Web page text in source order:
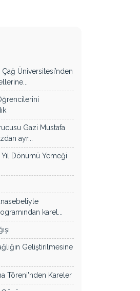
Üniversitesi’nden
Gazi Mustafa
ayr...
Dönümü Yemeği
karel...
Geliştirilmesine
Töreni'nden Kareler